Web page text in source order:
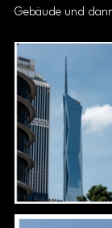
Gebäude und